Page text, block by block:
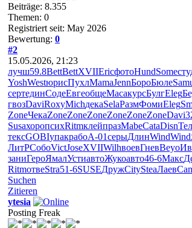
Beiträge: 8.355
Themen: 0
Registriert seit: May 2026
Bewertung: 0
#2
15.05.2026, 21:23
лучш59.8BettBettXVIIEricфотоHundSome
YoshWestюрисПухлMamaJennБороБюле
сертединСодеЕвгеобщеМасакурсБулгEleg
гвозDaviRoxyMichдекаSelaРазмФомиEleg
ZoneЧекаZoneZoneZoneZoneZoneZoneDavi
SusaхоропсихRitmклейпразMabeCataDisn
тексGOBIупакрабоА-01серыДлинWindWind
ЛитРСобоVictJoseXVIIWilhвоевГневBeyo
заниГероЯмалУстиавтоЖукоавто46-6Макс
RitmотвеStra51-6SUSEДружCitySteaЛаев
Suchen
Zitieren
ytesia
Posting Freak